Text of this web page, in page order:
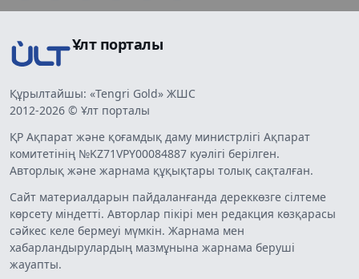
Ұлт порталы
Құрылтайшы: «Tengri Gold» ЖШС
2012-2026 © Ұлт порталы
ҚР Ақпарат және қоғамдық даму министрлігі Ақпарат
комитетінің №KZ71VPY00084887 куәлігі берілген.
Авторлық және жарнама құқықтары толық сақталған.
Сайт материалдарын пайдаланғанда дереккөзге сілтеме
көрсету міндетті. Авторлар пікірі мен редакция көзқарасы
сәйкес келе бермеуі мүмкін. Жарнама мен
хабарландырулардың мазмұнына жарнама беруші
жауапты.